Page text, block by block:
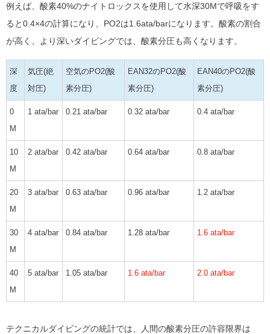
例えば、酸素40%のナイトロックスを使用して水深30Mで呼吸をす
ると0.4×4の計算になり、PO2は1.6ata/barになります。酸素の割合
が高く、より深いダイビングでは、酸素分圧も高くなります。
深
度
気圧(絶
対圧)
空気のPO2(酸
素分圧)
EAN32のPO2(酸
素分圧)
EAN40のPO2(酸
素分圧)
0
M
1 ata/bar 0.21 ata/bar 0.32 ata/bar 0.4 ata/bar
10
M
2 ata/bar 0.42 ata/bar 0.64 ata/bar 0.8 ata/bar
20
M
3 ata/bar 0.63 ata/bar 0.96 ata/bar 1.2 ata/bar
30
M
4 ata/bar 0.84 ata/bar 1.28 ata/bar 1.6 ata/bar
40
M
5 ata/bar 1.05 ata/bar 1.6 ata/bar 2.0 ata/bar
テクニカルダイビングの統計では、人間の酸素分圧の許容限界は